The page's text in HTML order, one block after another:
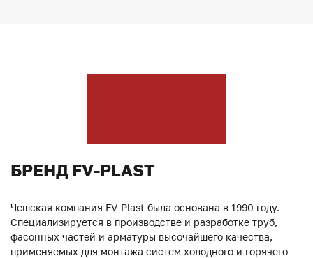
БРЕНД FV-PLAST
Чешская компания FV-Plast была основана в 1990 году.
Специализируется в производстве и разработке труб,
фасонных частей и арматуры высочайшего качества,
применяемых для монтажа систем холодного и горячего